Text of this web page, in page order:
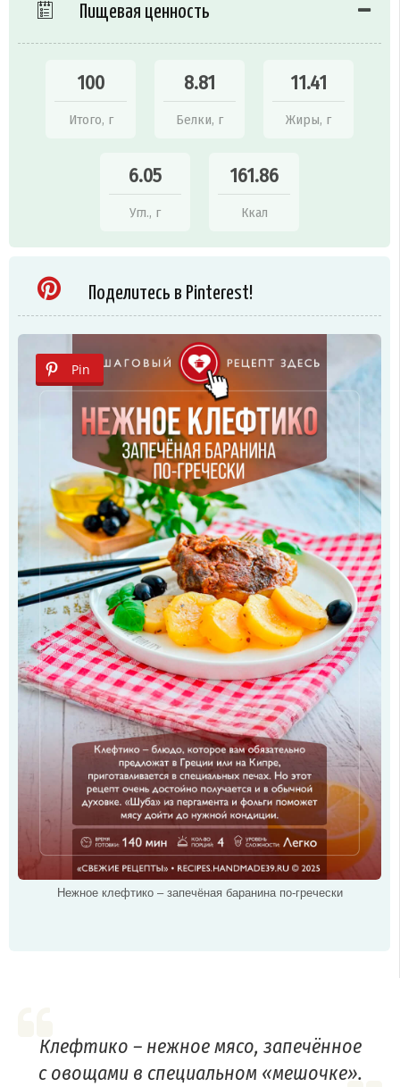
Пищевая ценность
100
Итого, г
8.81
Белки, г
11.41
Жиры, г
6.05
Угл., г
161.86
Ккал
Поделитесь в Pinterest!
Pin
Нежное клефтико – запечёная баранина по-гречески
Клефтико – нежное мясо, запечённое
с овощами в специальном «мешочке».